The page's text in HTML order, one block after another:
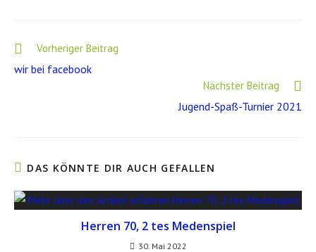
Vorheriger Beitrag
wir bei facebook
Nächster Beitrag
Jugend-Spaß-Turnier 2021
DAS KÖNNTE DIR AUCH GEFALLEN
Herren 70, 2 tes Medenspiel
30. Mai 2022